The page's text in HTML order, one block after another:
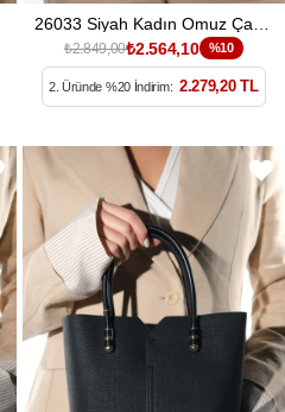
₺2.849,00₺2.564,10 %10
2. Üründe %20 İndirim: 2.279,20 TL